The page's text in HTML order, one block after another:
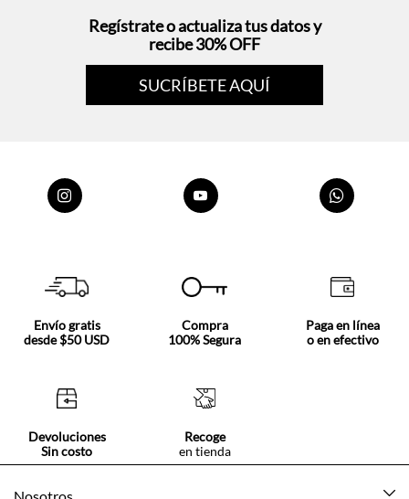
Regístrate o actualiza tus datos y
recibe 30% OFF
SUCRÍBETE AQUÍ
Envío gratis
desde $50 USD
Compra
100% Segura
Paga en línea
o en efectivo
Devoluciones
Sin costo
Recoge
en tienda